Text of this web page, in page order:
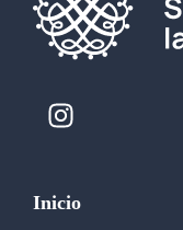
Inicio